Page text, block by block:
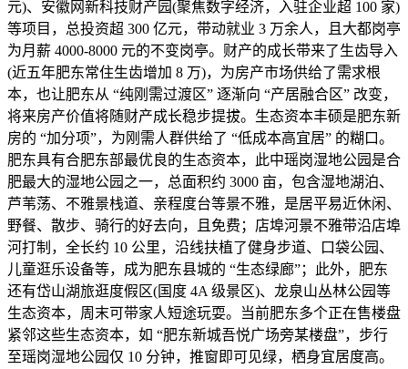
元)、安徽网新科技财产园(聚焦数字经济，入驻企业超 100 家)
等项目，总投资超 300 亿元，带动就业 3 万余人，且大都岗亭
为月薪 4000-8000 元的不变岗亭。财产的成长带来了生齿导入
(近五年肥东常住生齿增加 8 万)，为房产市场供给了需求根
本，也让肥东从 “纯刚需过渡区” 逐渐向 “产居融合区” 改变，
将来房产价值将随财产成长稳步提拔。生态资本丰硕是肥东新
房的 “加分项”，为刚需人群供给了 “低成本高宜居” 的糊口。
肥东具有合肥东部最优良的生态资本，此中瑶岗湿地公园是合
肥最大的湿地公园之一，总面积约 3000 亩，包含湿地湖泊、
芦苇荡、不雅景栈道、亲程度台等景不雅，是居平易近休闲、
野餐、散步、骑行的好去向，且免费；店埠河景不雅带沿店埠
河打制，全长约 10 公里，沿线扶植了健身步道、口袋公园、
儿童逛乐设备等，成为肥东县城的 “生态绿廊”；此外，肥东
还有岱山湖旅逛度假区(国度 4A 级景区)、龙泉山丛林公园等
生态资本，周末可带家人短途玩耍。当前肥东多个正在售楼盘
紧邻这些生态资本，如 “肥东新城吾悦广场旁某楼盘”，步行
至瑶岗湿地公园仅 10 分钟，推窗即可见绿，栖身宜居度高。